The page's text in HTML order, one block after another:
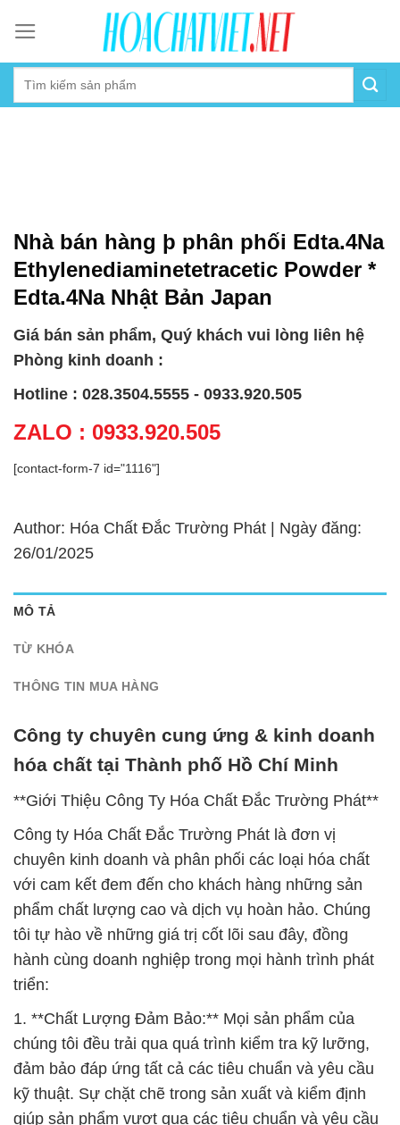
content
Nhà bán hàng þ phân phối Edta.4Na
Ethylenediaminetetracetic Powder *
Edta.4Na Nhật Bản Japan
Giá bán sản phẩm, Quý khách vui lòng liên hệ
Phòng kinh doanh :
Hotline : 028.3504.5555 - 0933.920.505
ZALO : 0933.920.505
[contact-form-7 id="1116"]
Author: Hóa Chất Đắc Trường Phát | Ngày đăng:
26/01/2025
MÔ TẢ
TỪ KHÓA
THÔNG TIN MUA HÀNG
Công ty chuyên cung ứng & kinh doanh
hóa chất tại Thành phố Hồ Chí Minh
**Giới Thiệu Công Ty Hóa Chất Đắc Trường Phát**
Công ty Hóa Chất Đắc Trường Phát là đơn vị
chuyên kinh doanh và phân phối các loại hóa chất
với cam kết đem đến cho khách hàng những sản
phẩm chất lượng cao và dịch vụ hoàn hảo. Chúng
tôi tự hào về những giá trị cốt lõi sau đây, đồng
hành cùng doanh nghiệp trong mọi hành trình phát
triển:
1. **Chất Lượng Đảm Bảo:** Mọi sản phẩm của
chúng tôi đều trải qua quá trình kiểm tra kỹ lưỡng,
đảm bảo đáp ứng tất cả các tiêu chuẩn và yêu cầu
kỹ thuật. Sự chặt chẽ trong sản xuất và kiểm định
giúp sản phẩm vượt qua các tiêu chuẩn và yêu cầu